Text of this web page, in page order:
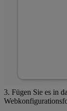
3. Fügen Sie es in